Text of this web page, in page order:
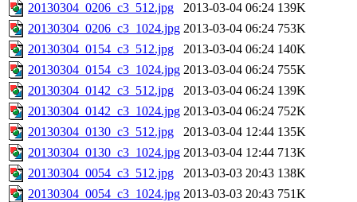
20130304_0206_c3_512.jpg
2013-03-04 06:24 139K
20130304_0206_c3_1024.jpg 2013-03-04 06:24 753K
20130304_0154_c3_512.jpg
2013-03-04 06:24 140K
20130304_0154_c3_1024.jpg 2013-03-04 06:24 755K
20130304_0142_c3_512.jpg
2013-03-04 06:24 139K
20130304_0142_c3_1024.jpg 2013-03-04 06:24 752K
20130304_0130_c3_512.jpg
2013-03-04 12:44 135K
20130304_0130_c3_1024.jpg 2013-03-04 12:44 713K
20130304_0054_c3_512.jpg
2013-03-03 20:43 138K
20130304_0054_c3_1024.jpg 2013-03-03 20:43 751K